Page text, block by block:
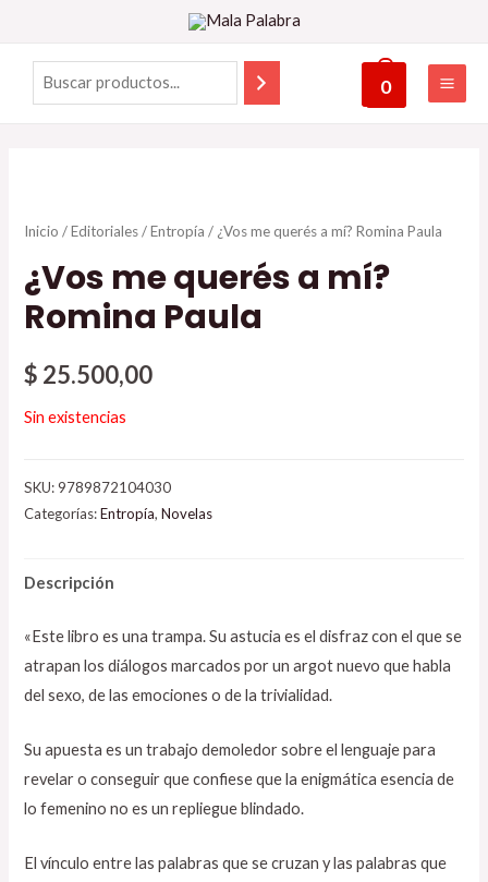
0
Inicio /Editoriales/Entropía / ¿Vos me querés a mí? Romina Paula
¿Vos me querés a mí?
Romina Paula
$ 25.500,00
Sin existencias
SKU:9789872104030
Categorías:Entropía,Novelas
Descripción
«Este libro es una trampa. Su astucia es el disfraz con el que se
atrapan los diálogos marcados por un argot nuevo que habla
del sexo, de las emociones o de la trivialidad.
Su apuesta es un trabajo demoledor sobre el lenguaje para
revelar o conseguir que confiese que la enigmática esencia de
lo femenino no es un repliegue blindado.
El vínculo entre las palabras que se cruzan y las palabras que